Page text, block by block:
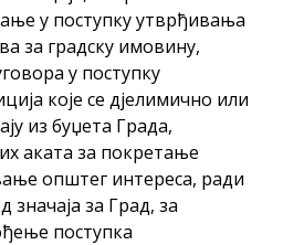
ОДЛАГАЊА ОТПАДА УЗ
у поступку утврђивања
за градску имовину,
у поступку
које се дјелимично или
из буџета Града,
аката за покретање
општег интереса, ради
значаја за Град, за
поступка